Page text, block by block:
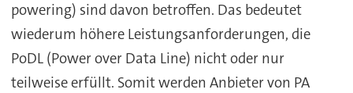
powering) sind davon betroffen. Das bedeutet
wiederum höhere Leistungsanforderungen, die
PoDL (Power over Data Line) nicht oder nur
teilweise erfüllt. Somit werden Anbieter von PA